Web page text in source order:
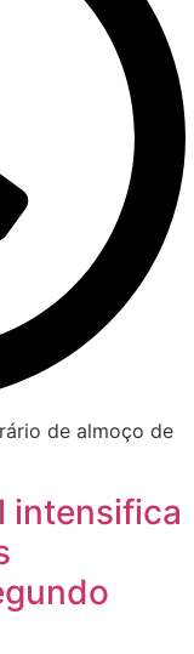
de almoço de
intensifica